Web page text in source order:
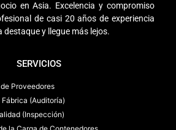
en Asia. Excelencia y compromiso
de casi 20 años de experiencia
destaque y llegue más lejos.
SERVICIOS
Proveedores
(Auditoría)
(Inspección)